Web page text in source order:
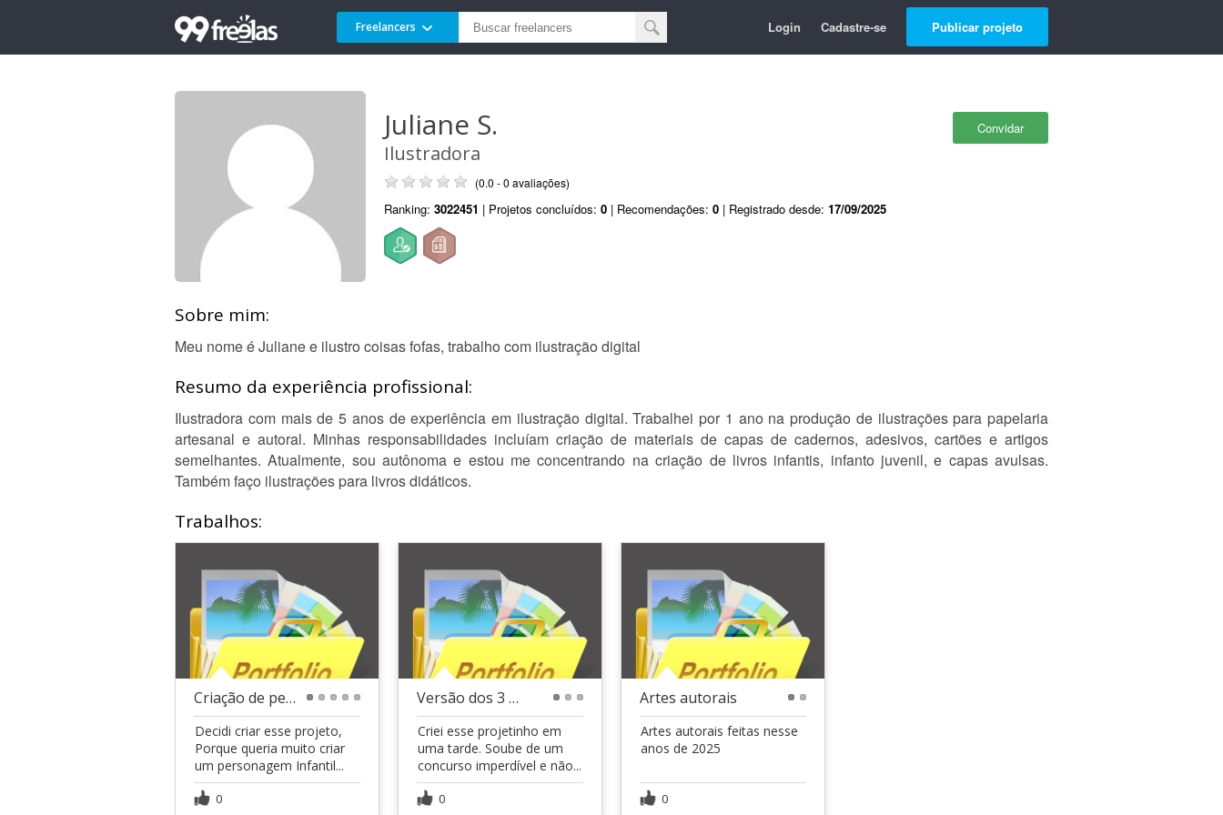
Freelancers Login Cadastre-se Publicar projeto
Convidar
Juliane S.
Ilustradora
(0.0 - 0 avaliações)
Ranking: 3022451 | Projetos concluídos: 0 | Recomendações: 0 | Registrado desde: 17/09/2025
Sobre mim:
Meu nome é Juliane e ilustro coisas fofas, trabalho com ilustração digital
Resumo da experiência profissional:
Ilustradora com mais de 5 anos de experiência em ilustração digital. Trabalhei por 1 ano na produção de ilustrações para papelaria
artesanal e autoral. Minhas responsabilidades incluíam criação de materiais de capas de cadernos, adesivos, cartões e artigos
semelhantes. Atualmente, sou autônoma e estou me concentrando na criação de livros infantis, infanto juvenil, e capas avulsas.
Também faço ilustrações para livros didáticos.
Trabalhos:
Criação de personagem
Decidi criar esse projeto,
Porque queria muito criar
um personagem Infantil...
0
Versão dos 3 porquinhos
Criei esse projetinho em
uma tarde. Soube de um
concurso imperdível e não...
0
Artes autorais
Artes autorais feitas nesse
anos de 2025
0